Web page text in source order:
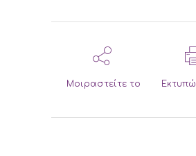
Μοιραστείτε το